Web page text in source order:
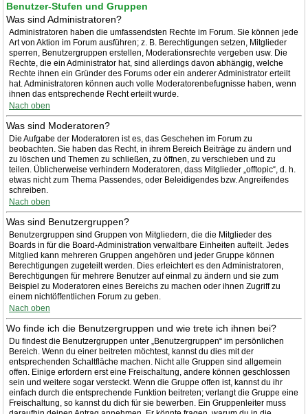
Benutzer-Stufen und Gruppen
Was sind Administratoren?
Administratoren haben die umfassendsten Rechte im Forum. Sie können jede
Art von Aktion im Forum ausführen; z. B. Berechtigungen setzen, Mitglieder
sperren, Benutzergruppen erstellen, Moderationsrechte vergeben usw. Die
Rechte, die ein Administrator hat, sind allerdings davon abhängig, welche
Rechte ihnen ein Gründer des Forums oder ein anderer Administrator erteilt
hat. Administratoren können auch volle Moderatorenbefugnisse haben, wenn
ihnen das entsprechende Recht erteilt wurde.
Nach oben
Was sind Moderatoren?
Die Aufgabe der Moderatoren ist es, das Geschehen im Forum zu
beobachten. Sie haben das Recht, in ihrem Bereich Beiträge zu ändern und
zu löschen und Themen zu schließen, zu öffnen, zu verschieben und zu
teilen. Üblicherweise verhindern Moderatoren, dass Mitglieder „offtopic“, d. h.
etwas nicht zum Thema Passendes, oder Beleidigendes bzw. Angreifendes
schreiben.
Nach oben
Was sind Benutzergruppen?
Benutzergruppen sind Gruppen von Mitgliedern, die die Mitglieder des
Boards in für die Board-Administration verwaltbare Einheiten aufteilt. Jedes
Mitglied kann mehreren Gruppen angehören und jeder Gruppe können
Berechtigungen zugeteilt werden. Dies erleichtert es den Administratoren,
Berechtigungen für mehrere Benutzer auf einmal zu ändern und sie zum
Beispiel zu Moderatoren eines Bereichs zu machen oder ihnen Zugriff zu
einem nichtöffentlichen Forum zu geben.
Nach oben
Wo finde ich die Benutzergruppen und wie trete ich ihnen bei?
Du findest die Benutzergruppen unter „Benutzergruppen“ im persönlichen
Bereich. Wenn du einer beitreten möchtest, kannst du dies mit der
entsprechenden Schaltfläche machen. Nicht alle Gruppen sind allgemein
offen. Einige erfordern erst eine Freischaltung, andere können geschlossen
sein und weitere sogar versteckt. Wenn die Gruppe offen ist, kannst du ihr
einfach durch die entsprechende Funktion beitreten; verlangt die Gruppe eine
Freischaltung, so kannst du dich für sie bewerben. Ein Gruppenleiter muss